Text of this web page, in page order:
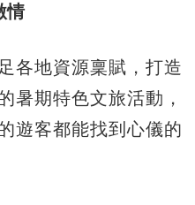
情
地資源稟賦，打造
暑期特色文旅活動，
遊客都能找到心儀的